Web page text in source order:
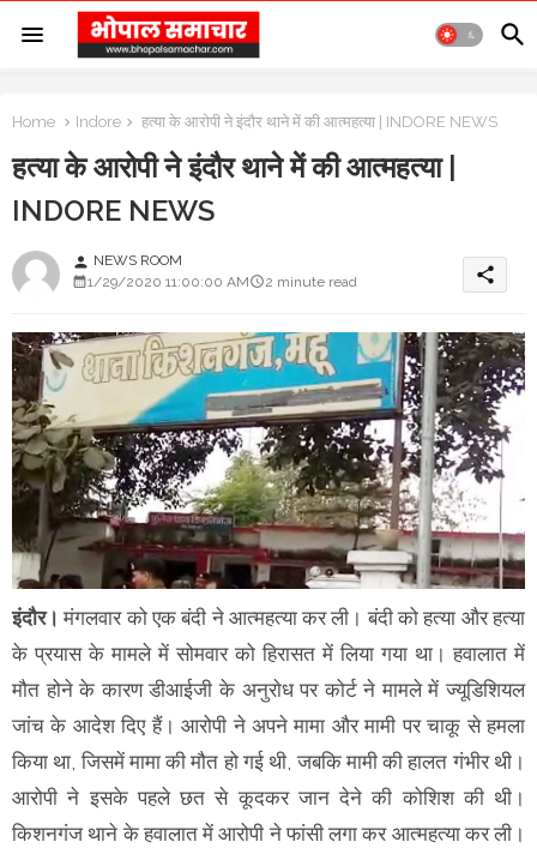
Home Indore हत्या के आरोपी ने इंदौर थाने में की आत्महत्या | INDORE NEWS
हत्या के आरोपी ने इंदौर थाने में की आत्महत्या |
INDORE NEWS
person NEWS ROOM
1/29/2020 11:00:00 AM
2 minute read share
इंदौर। मंगलवार को एक बंदी ने आत्महत्या कर ली। बंदी को हत्या और हत्या
के प्रयास के मामले में सोमवार को हिरासत में लिया गया था। हवालात में
मौत होने के कारण डीआईजी के अनुराेध पर कोर्ट ने मामले में ज्यूडिशियल
जांच के आदेश दिए हैं। आरोपी ने अपने मामा और मामी पर चाकू से हमला
किया था, जिसमें मामा की मौत हो गई थी, जबकि मामी की हालत गंभीर थी।
आरोपी ने इसके पहले छत से कूदकर जान देने की कोशिश की थी।
किशनगंज थाने के हवालात में आरोपी ने फांसी लगा कर आत्महत्या कर ली।